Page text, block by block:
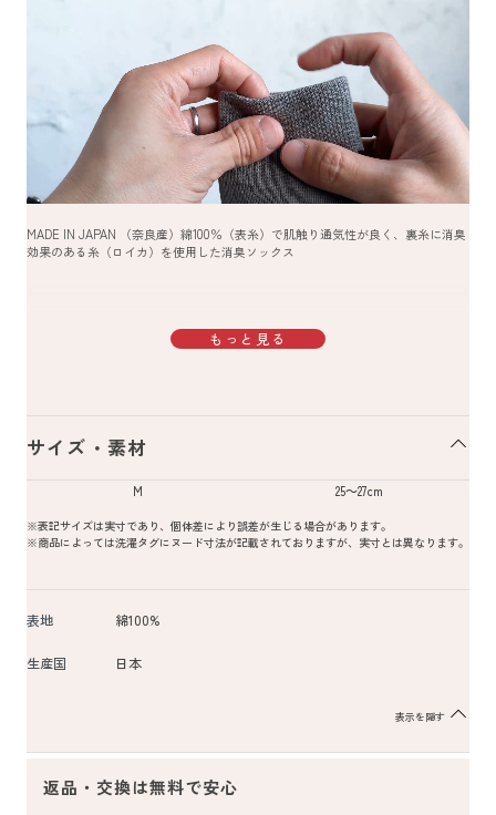
MADE IN JAPAN （奈良産）綿100％（表糸）で肌触り通気性が良く、裏糸に消臭
効果のある糸（ロイカ）を使用した消臭ソックス
もっと見る
サイズ・素材
M 25～27cm
※表記サイズは実寸であり、個体差により誤差が生じる場合があります。
※商品によっては洗濯タグにヌード寸法が記載されておりますが、実寸とは異なります。
表地 綿100%
生産国 日本
表示を隠す
返品・交換は無料で安心